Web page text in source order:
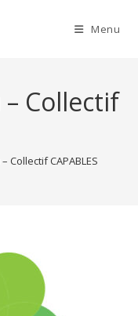
Menu
Collectif
Collectif CAPABLES